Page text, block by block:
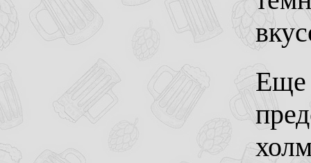
Еще